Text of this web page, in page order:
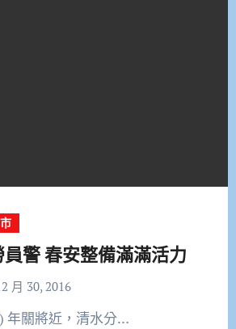
警 春安整備滿滿活力
月 30, 2016
) 年關將近，清水分…